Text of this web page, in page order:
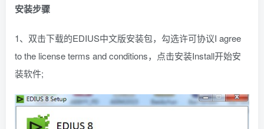
安装步骤
1、双击下载的EDIUS中文版安装包，勾选许可协议I agree
to the license terms and conditions，点击安装Install开始安
装软件;